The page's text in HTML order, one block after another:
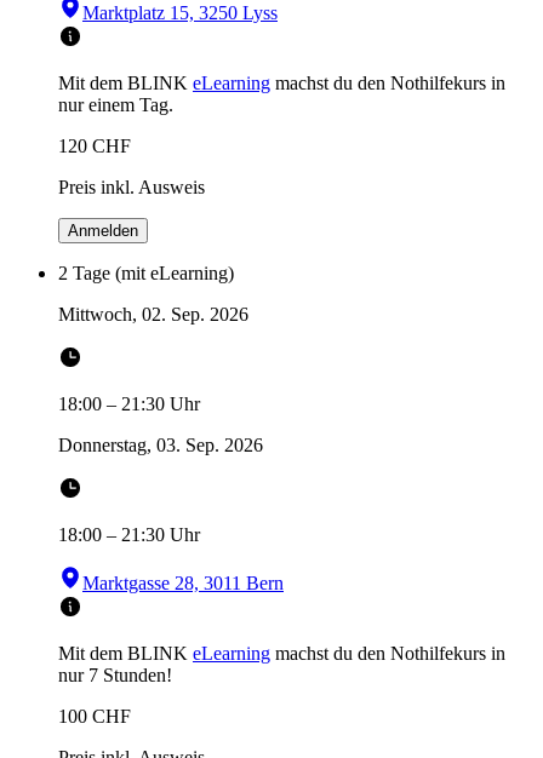
Marktplatz 15, 3250 Lyss
Mit dem BLINK eLearning machst du den Nothilfekurs in
nur einem Tag.
120 CHF
Preis inkl. Ausweis
Anmelden
2 Tage (mit eLearning)
Mittwoch, 02. Sep. 2026
18:00 – 21:30 Uhr
Donnerstag, 03. Sep. 2026
18:00 – 21:30 Uhr
Marktgasse 28, 3011 Bern
Mit dem BLINK eLearning machst du den Nothilfekurs in
nur 7 Stunden!
100 CHF